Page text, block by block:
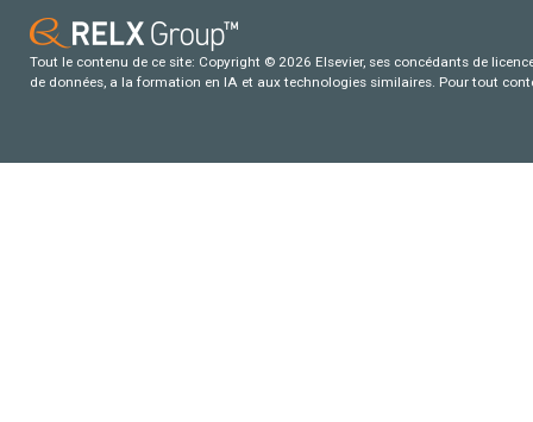
Tout le contenu de ce site: Copyright © 2026 Elsevier, ses concédants de
de données, a la formation en IA et aux technologies similaires. Pour tout